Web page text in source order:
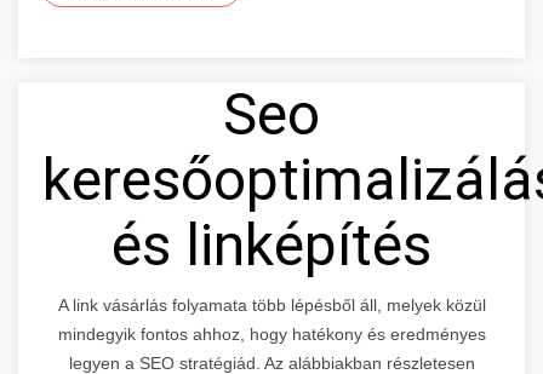
Seo
és linképítés
A link vásárlás folyamata több lépésből áll, melyek közül
mindegyik fontos ahhoz, hogy hatékony és eredményes
legyen a SEO stratégiád. Az alábbiakban részletesen